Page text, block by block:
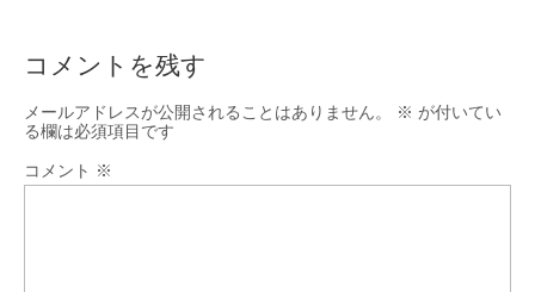
コメントを残す
メールアドレスが公開されることはありません。 ※ が付いてい
る欄は必須項目です
コメント ※